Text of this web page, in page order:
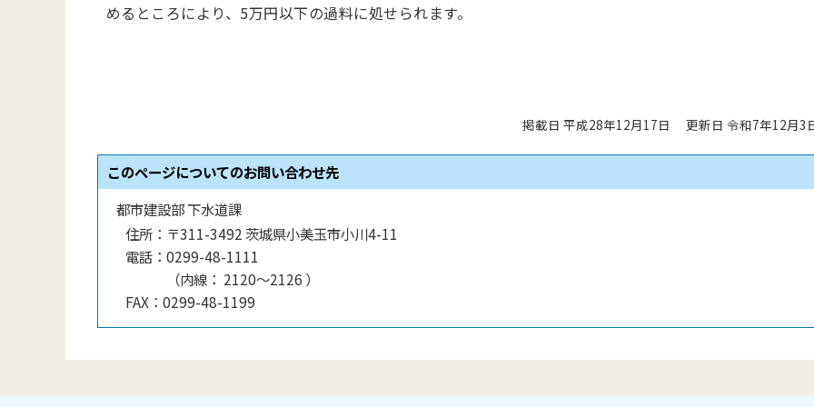
めるところにより、 5万円以下の過料に処せられます。
掲載日 平成28年12月17日 更新日 令和7年12月3
このページについてのお問い合わせ先
都市建設部 下水道課
住所： 〒311-3492 茨城県小美玉市小川4-11
電話： 0299-48-1111
（内線 ： 2120〜2126 ）
FAX： 0299-48-1199